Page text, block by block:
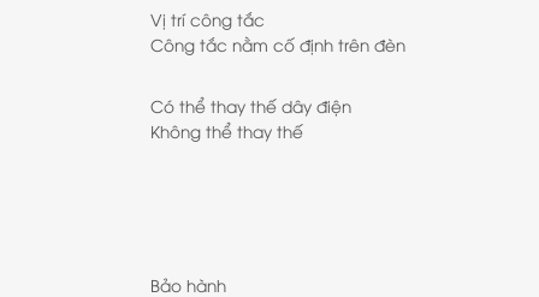
Vị trí công tắc
Công tắc nằm cố định trên đèn
Có thể thay thế dây điện
Không thể thay thế
Bảo hành